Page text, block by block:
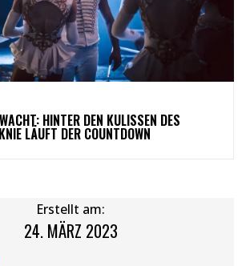
HINTER DEN KULISSEN DES
LÄUFT DER COUNTDOWN
Erstellt am:
24. MÄRZ 2023